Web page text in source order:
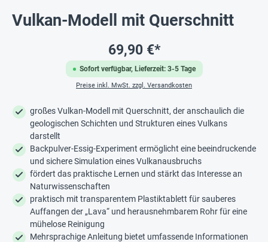
Vulkan-Modell mit Querschnitt
Sofort verfügbar, Lieferzeit: 3-5 Tage
69,90 €*
Preise inkl. MwSt. zzgl. Versandkosten
großes Vulkan-Modell mit Querschnitt, der anschaulich die
geologischen Schichten und Strukturen eines Vulkans
darstellt
Backpulver-Essig-Experiment ermöglicht eine beeindruckende
und sichere Simulation eines Vulkanausbruchs
fördert das praktische Lernen und stärkt das Interesse an
Naturwissenschaften
praktisch mit transparentem Plastiktablett für sauberes
Auffangen der „Lava“ und herausnehmbarem Rohr für eine
mühelose Reinigung
Mehrsprachige Anleitung bietet umfassende Informationen